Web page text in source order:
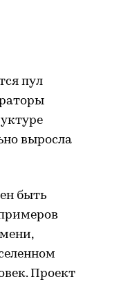
пул
выросла
быть
Проект